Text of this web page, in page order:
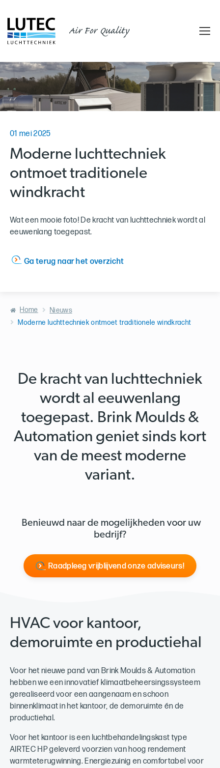
Air For Quality
01 mei 2025
Moderne luchttechniek
ontmoet traditionele
windkracht
Wat een mooie foto! De kracht van luchttechniek wordt al
eeuwenlang toegepast.
Ga terug naar het overzicht
Home
Nieuws
Moderne luchttechniek ontmoet traditionele windkracht
De kracht van luchttechniek
wordt al eeuwenlang
toegepast. Brink Moulds &
Automation geniet sinds kort
van de meest moderne
variant.
Benieuwd naar de mogelijkheden voor uw
bedrijf?
Raadpleeg vrijblijvend onze adviseurs!
HVAC voor kantoor,
demoruimte en productiehal
Voor het nieuwe pand van Brink Moulds & Automation
hebben we een innovatief klimaatbeheersingssysteem
gerealiseerd voor een aangenaam en schoon
binnenklimaat in het kantoor, de demoruimte én de
productiehal.
Voor het kantoor is een luchtbehandelingskast type
AIRTEC HP geleverd voorzien van hoog rendement
warmteterugwinning. Energiezuinig en comfortabel voor